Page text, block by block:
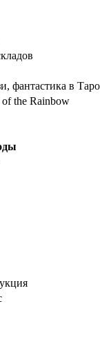
фантастика в Таро
of the Rainbow